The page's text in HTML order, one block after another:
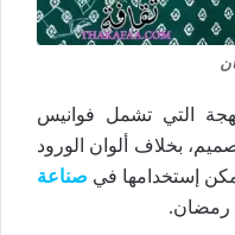
التي تشمل فوانيس
بخلاف ألوان الورود
إستخدامها في صناعة
رمضان.